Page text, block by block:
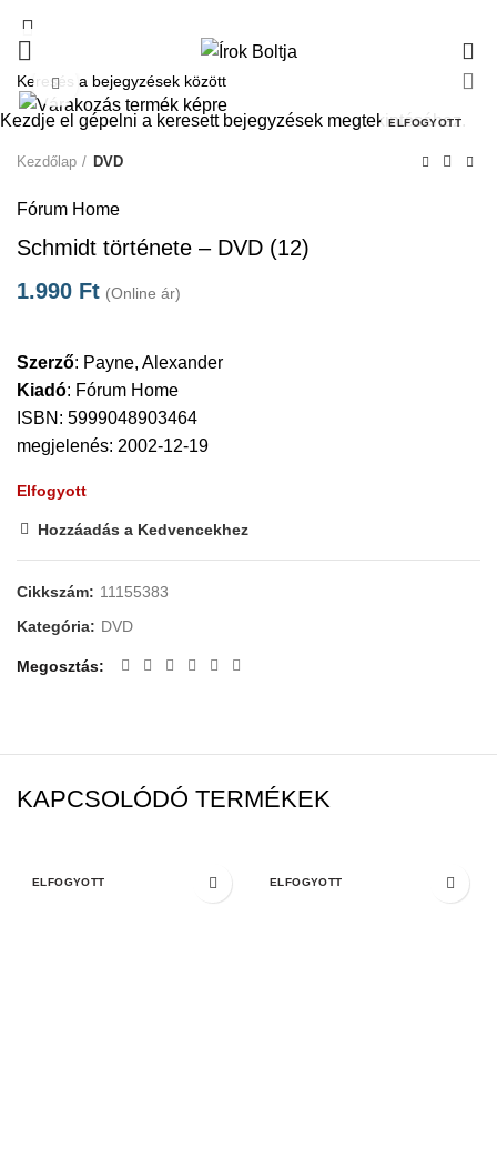
ELFOGYOTT
Click to enlarge
Kezdőlap DVD
Fórum Home
Schmidt története – DVD (12)
1.990 Ft (Online ár)
Szerző: Payne, Alexander
Kiadó: Fórum Home
ISBN: 5999048903464
megjelenés: 2002-12-19
Elfogyott
Hozzáadás a Kedvencekhez
Cikkszám: 11155383
Kategória: DVD
Megosztás
KAPCSOLÓDÓ TERMÉKEK
ELFOGYOTT ELFOGYOTT
Kezdje el gépelni a keresett bejegyzések megtekintéséhez.